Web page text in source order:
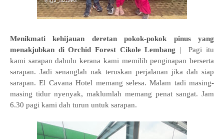
Menikmati kehijauan deretan pokok-pokok pinus yang
menakjubkan di Orchid Forest Cikole Lembang | Pagi itu
kami sarapan dahulu kerana kami memilih penginapan berserta
sarapan. Jadi senanglah nak teruskan perjalanan jika dah siap
sarapan. El Cavana Hotel memang selesa. Malam tadi masing-
masing tidur nyenyak, maklumlah memang penat sangat. Jam
6.30 pagi kami dah turun untuk sarapan.